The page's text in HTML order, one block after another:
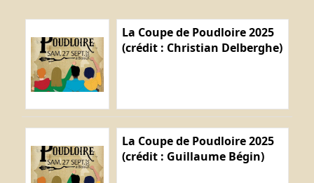
La Coupe de Poudloire 2025
(crédit : Christian Delberghe)
La Coupe de Poudloire 2025
(crédit : Guillaume Bégin)